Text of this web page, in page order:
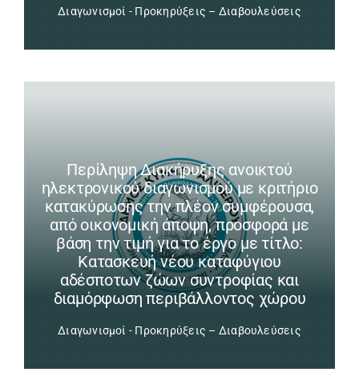
Διαγωνισμοί - Προκηρύξεις – Διαβουλεύσεις
Περίληψη Διακήρυξης ανοικτού
ηλεκτρονικού διαγωνισμού με κριτήριο
κατακύρωσης την πλέον συμφέρουσα,
από οικονομική άποψη, προσφορά με
βάση την τιμή για το έργο με τίτλο:
Κατασκευή νέου καταφύγιου
αδέσποτων ζώων συντροφίας και
διαμόρφωση περιβάλλοντος χώρου
Διαγωνισμοί - Προκηρύξεις – Διαβουλεύσεις